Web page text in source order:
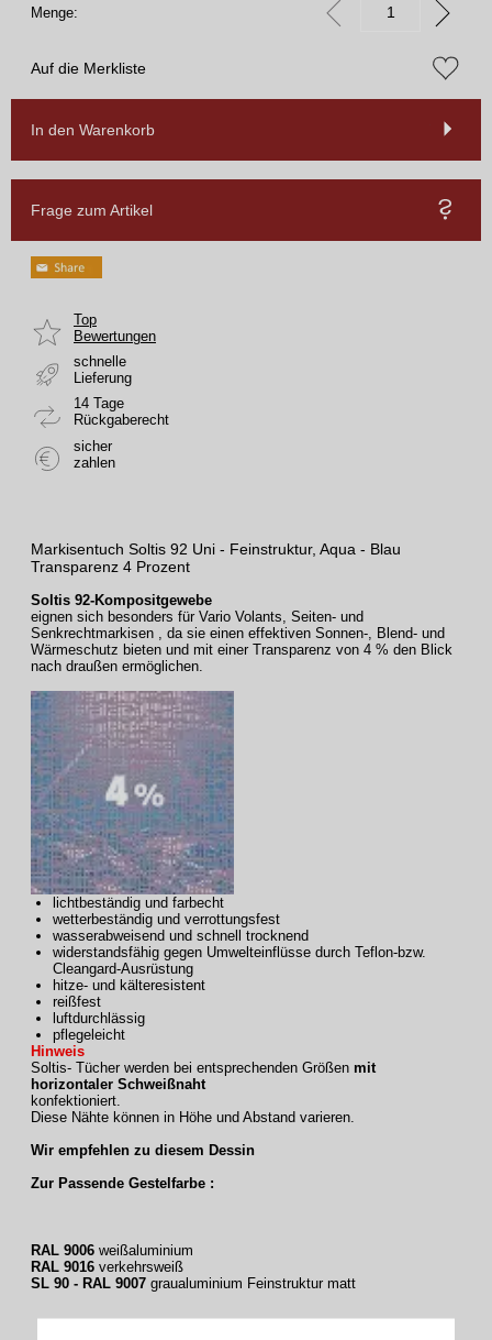
Menge:
Auf die Merkliste
In den Warenkorb
Frage zum Artikel
Top
Bewertungen
schnelle
Lieferung
14 Tage
Rückgaberecht
sicher
zahlen
Markisentuch Soltis 92 Uni - Feinstruktur, Aqua - Blau
Transparenz 4 Prozent
Soltis 92-Kompositgewebe
eignen sich besonders für Vario Volants, Seiten- und
Senkrechtmarkisen , da sie einen effektiven Sonnen-, Blend- und
Wärmeschutz bieten und mit einer Transparenz von 4 % den Blick
nach draußen ermöglichen.
lichtbeständig und farbecht
wetterbeständig und verrottungsfest
wasserabweisend und schnell trocknend
widerstandsfähig gegen Umwelteinflüsse durch Teflon-bzw.
Cleangard-Ausrüstung
hitze- und kälteresistent
reißfest
luftdurchlässig
pflegeleicht
Hinweis
Soltis- Tücher werden bei entsprechenden Größen mit
horizontaler Schweißnaht
konfektioniert.
Diese Nähte können in Höhe und Abstand varieren.
Wir empfehlen zu diesem Dessin
Zur Passende Gestelfarbe :
RAL 9006 weißaluminium
RAL 9016 verkehrsweiß
SL 90 - RAL 9007 graualuminium Feinstruktur matt